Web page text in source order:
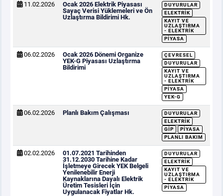
11.02.2026
Ocak 2026 Elektrik Piyasası
Sayaç Verisi Yüklemeleri ve Ön
Uzlaştırma Bildirimi Hk.
DUYURULAR
ELEKTRIK
KAYIT VE
UZLAŞTIRMA
- ELEKTRIK
PIYASA
06.02.2026
Ocak 2026 Dönemi Organize
YEK-G Piyasası Uzlaştırma
Bildirimi
ÇEVRESEL
DUYURULAR
KAYIT VE
UZLAŞTIRMA
- ELEKTRIK
PIYASA
YEK-G
06.02.2026 Planlı Bakım Çalışması
DUYURULAR
ELEKTRIK
GİP
PIYASA
PLANLI BAKIM
02.02.2026
01.07.2021 Tarihinden
31.12.2030 Tarihine Kadar
İşletmeye Girecek YEK Belgeli
Yenilenebilir Enerji
Kaynaklarına Dayalı Elektrik
Üretim Tesisleri İçin
Uygulanacak Fiyatlar Hk.
DUYURULAR
ELEKTRIK
KAYIT VE
UZLAŞTIRMA
- ELEKTRIK
PIYASA